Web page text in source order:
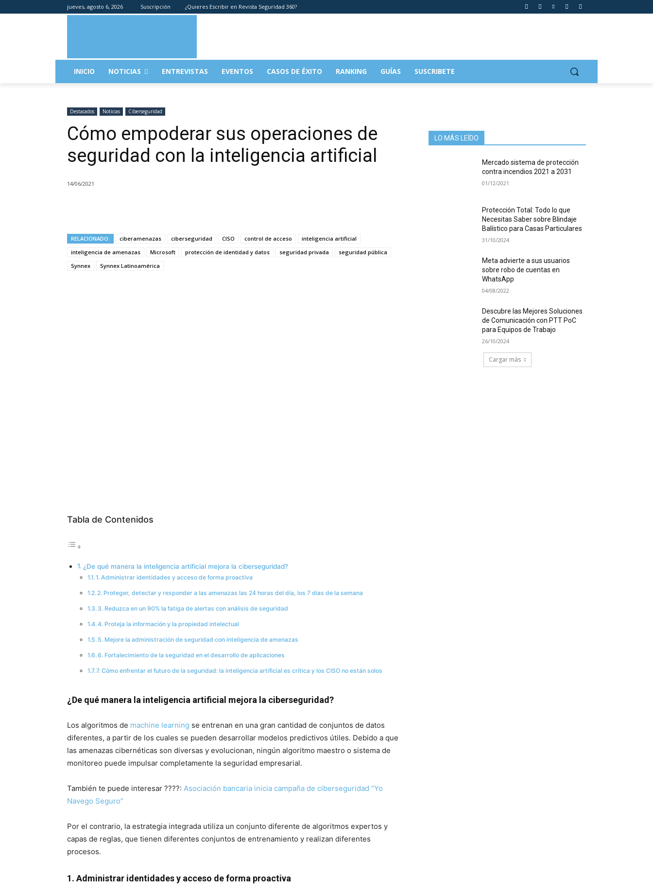
jueves, agosto 6, 2026 Suscripción ¿Quieres Escribir en Revista Seguridad 360?
INICIO NOTICIAS ENTREVISTAS EVENTOS CASOS DE ÉXITO RANKING GUÍAS SUSCRIBETE
Destacados Noticias Ciberseguridad
Cómo empoderar sus operaciones de
seguridad con la inteligencia artificial
14/06/2021
RELACIONADO: ciberamenazas ciberseguridad CISO control de acceso
inteligencia artificial
inteligencia de amenazas
Microsoft protección de identidad y datos seguridad privada
seguridad pública
Synnex
Synnex Latinoamérica
Tabla de Contenidos
¿De qué manera la inteligencia artificial mejora la ciberseguridad?
1. Administrar identidades y acceso de forma proactiva
2. Proteger, detectar y responder a las amenazas las 24 horas del día, los 7 días de la semana
3. Reduzca en un 90% la fatiga de alertas con análisis de seguridad
4. Proteja la información y la propiedad intelectual
5. Mejore la administración de seguridad con inteligencia de amenazas
6. Fortalecimiento de la seguridad en el desarrollo de aplicaciones
7. Cómo enfrentar el futuro de la seguridad: la inteligencia artificial es crítica y los CISO no están solos
¿De qué manera la inteligencia artificial mejora la ciberseguridad?
Los algoritmos de machine learning se entrenan en una gran cantidad de conjuntos de datos
diferentes, a partir de los cuales se pueden desarrollar modelos predictivos útiles. Debido a que
las amenazas cibernéticas son diversas y evolucionan, ningún algoritmo maestro o sistema de
monitoreo puede impulsar completamente la seguridad empresarial.
También te puede interesar ????: Asociación bancaria inicia campaña de ciberseguridad “Yo
Navego Seguro”
Por el contrario, la estrategia integrada utiliza un conjunto diferente de algoritmos expertos y
capas de reglas, que tienen diferentes conjuntos de entrenamiento y realizan diferentes
procesos.
1. Administrar identidades y acceso de forma proactiva
LO MÁS LEÍDO
Mercado sistema de protección
contra incendios 2021 a 2031
01/12/2021
Protección Total: Todo lo que
Necesitas Saber sobre Blindaje
Balístico para Casas Particulares
31/10/2024
Meta advierte a sus usuarios
sobre robo de cuentas en
WhatsApp
04/08/2022
Descubre las Mejores Soluciones
de Comunicación con PTT PoC
para Equipos de Trabajo
26/10/2024
Cargar más